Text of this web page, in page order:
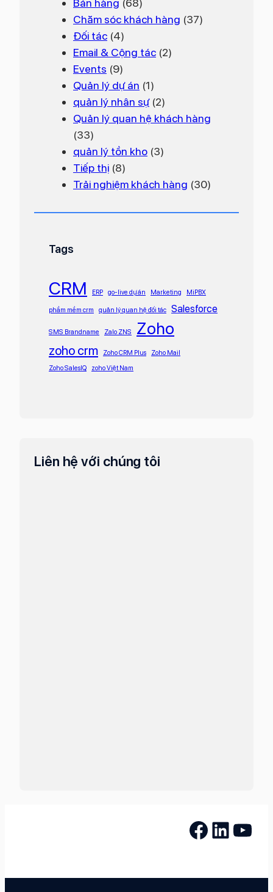
n
h
ấ
t
Bán hàng (68)
Chăm sóc khách hàng (37)
Đối tác (4)
Email & Cộng tác (2)
Events (9)
Quản lý dự án (1)
quản lý nhân sự(2)
Quản lý quan hệ khách hàng
(33)
quản lý tồn kho (3)
Tiếp thị (8)
Trải nghiệm khách hàng (30)
Tags
CRM ERP go-live dự án Marketing MiPBX
phầm mềm crm quản lý quan hệ đối tác Salesforce
SMS Brandname Zalo ZNS Zoho
zoho crm Zoho CRM Plus
Zoho Mail
Zoho SalesIQ
zoho Việt Nam
Liên hệ với chúng tôi
Facebook LinkedIn YouTube